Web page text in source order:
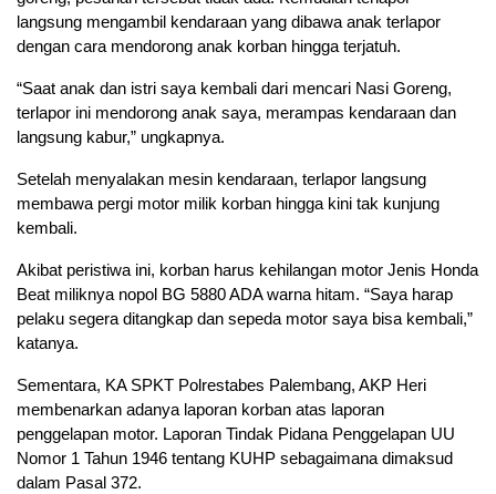
langsung mengambil kendaraan yang dibawa anak terlapor
dengan cara mendorong anak korban hingga terjatuh.
“Saat anak dan istri saya kembali dari mencari Nasi Goreng,
terlapor ini mendorong anak saya, merampas kendaraan dan
langsung kabur,” ungkapnya.
Setelah menyalakan mesin kendaraan, terlapor langsung
membawa pergi motor milik korban hingga kini tak kunjung
kembali.
Akibat peristiwa ini, korban harus kehilangan motor Jenis Honda
Beat miliknya nopol BG 5880 ADA warna hitam. “Saya harap
pelaku segera ditangkap dan sepeda motor saya bisa kembali,”
katanya.
Sementara, KA SPKT Polrestabes Palembang, AKP Heri
membenarkan adanya laporan korban atas laporan
penggelapan motor. Laporan Tindak Pidana Penggelapan UU
Nomor 1 Tahun 1946 tentang KUHP sebagaimana dimaksud
dalam Pasal 372.